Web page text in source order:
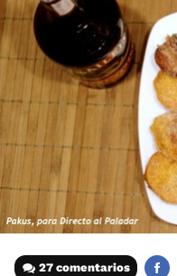
27 comentarios